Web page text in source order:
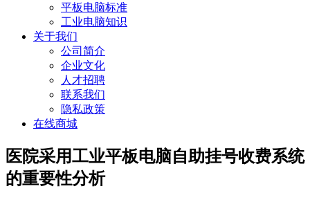
平板电脑标准
工业电脑知识
关于我们
公司简介
企业文化
人才招聘
联系我们
隐私政策
在线商城
医院采用工业平板电脑自助挂号收费系统
的重要性分析